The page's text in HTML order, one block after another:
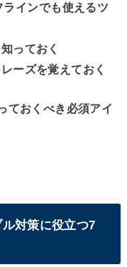
インでも使えるツ
っておく
ーズを覚えておく
ておくべき必須アイ
対策に役立つ7